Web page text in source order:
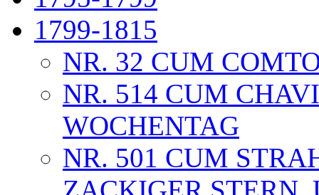
1799-1815
NR. 32 CUM
NR. 514 CUM
WOCHENTAG
NR. 501 CUM